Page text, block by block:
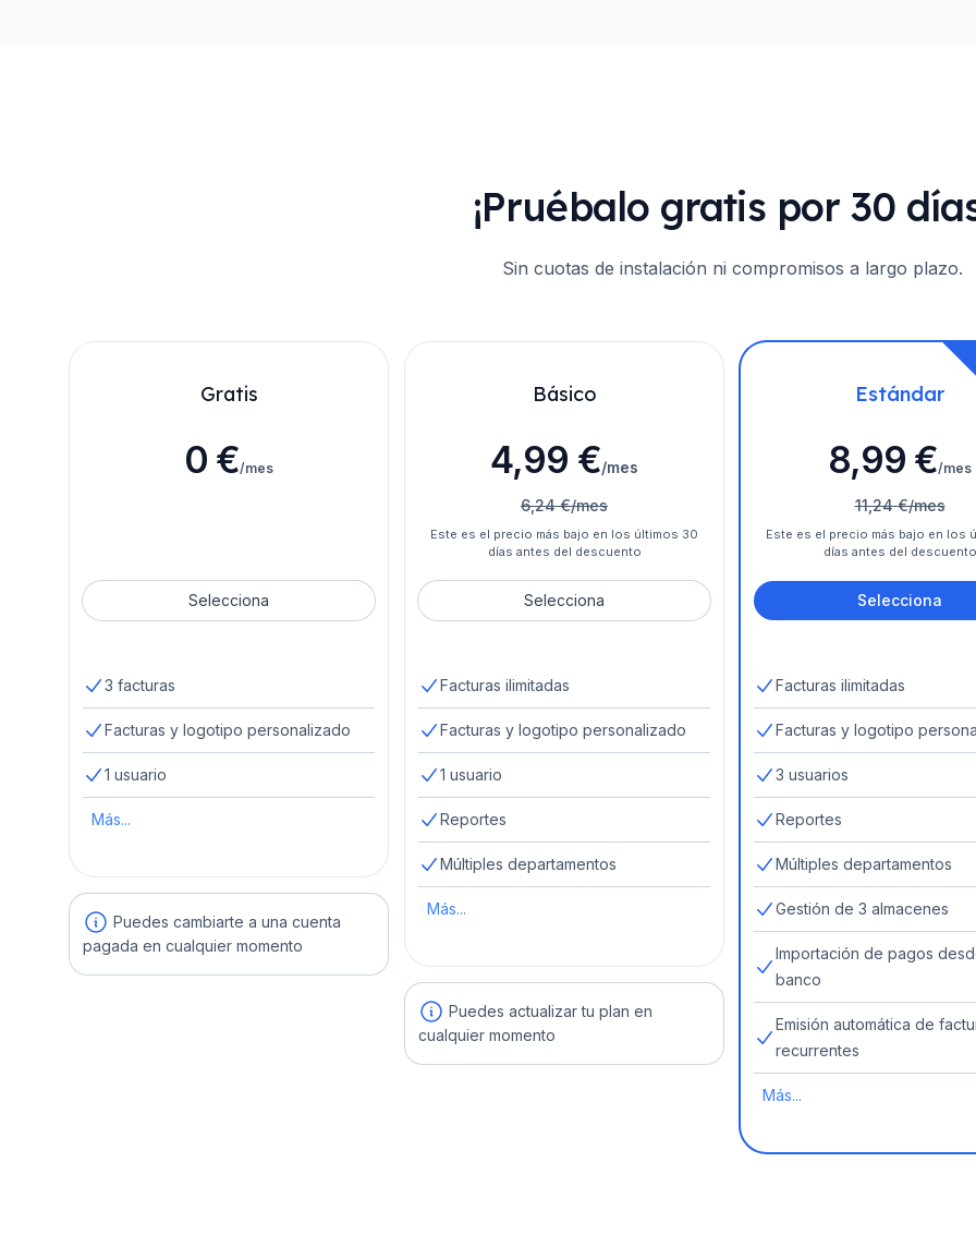
¡Pruébalo gratis por 30
Sin cuotas de instalación ni compromisos a largo plazo.
Gratis
0 €/mes
Selecciona
3 facturas
Facturas y logotipo personalizado
1 usuario
Más...
Puedes cambiarte a una cuenta
pagada en cualquier momento
Básico
4,99 €/mes
6,24 €/mes
Este es el precio más bajo en los últimos 30
días antes del descuento
Selecciona
Facturas ilimitadas
Facturas y logotipo personalizado
1 usuario
Reportes
Múltiples departamentos
Más...
Puedes actualizar tu plan en
cualquier momento
Estándar
8,99 €/mes
11,24 €/mes
Este es el precio más bajo en los
días antes del descuento
Selecciona
Facturas ilimitadas
Facturas y logotipo
3 usuarios
Reportes
Múltiples departamentos
Gestión de 3 almacenes
Importación de pagos
banco
Emisión automática de
recurrentes
Más...